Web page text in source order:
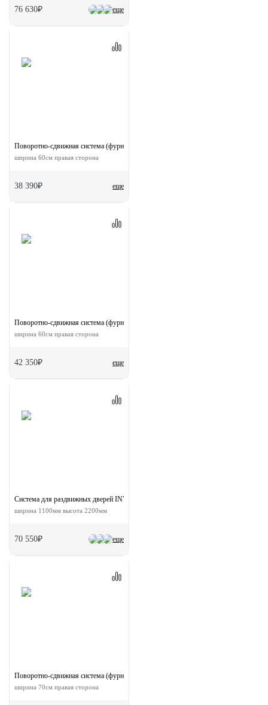
еще
76 630₽
еще
Поворотно-сдвижная система (фурнитура) для дверей 180-TWICE RIGHT 60
ширина 60см правая сторона
38 390₽
еще
Поворотно-сдвижная система (фурнитура) для дверей 90-TWICE RIGHT 60
ширина 60см правая сторона
42 350₽
еще
Система для раздвижных дверей INVISIBLE-2 FRAME 1100/2200 NKS
ширина 1100мм высота 2200мм
70 550₽
Поворотно-сдвижная система (фурнитура) для дверей 180-TWICE RIGHT 70
ширина 70см правая сторона